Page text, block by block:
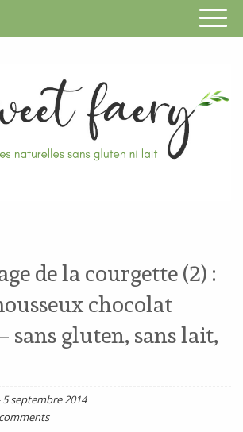
de la courgette (2) :
chocolat
sans gluten, sans lait,
5 septembre 2014